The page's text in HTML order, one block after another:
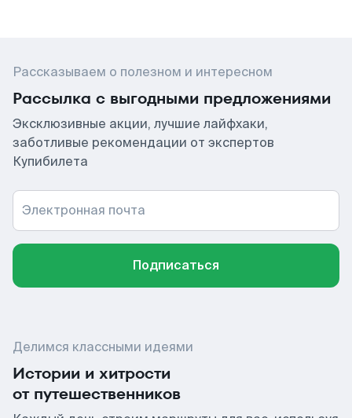
Рассказываем о полезном и интересном
Рассылка с выгодными предложениями
Эксклюзивные акции, лучшие лайфхаки,
заботливые рекомендации от экспертов
Купибилета
Электронная почта
Подписаться
Делимся классными идеями
Истории и хитрости
от путешественников